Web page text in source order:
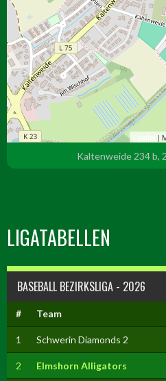
Leaflet |
Kaltenweide 234 b,
LIGATABELLEN
BASEBALL BEZIRKSLIGA - 2026
# Team
1 Schwerin Diamonds 2
2 Elmshorn Alligators